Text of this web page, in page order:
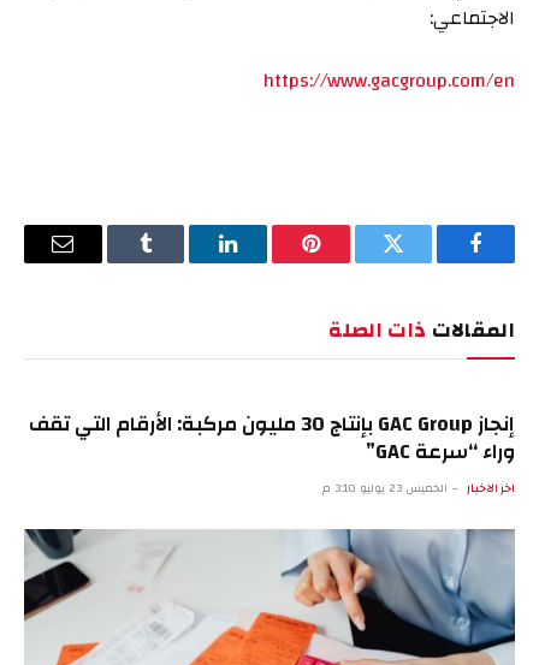
الاجتماعي:
https://www.gacgroup.com/en
فيسبوك تويتر بينتيريستلينكدإن Tumblr
البريد
المقالات ذات الصلة
إنجاز GAC Group بإنتاج 30 مليون مركبة: الأرقام التي تقف
وراء “سرعة GAC”
اخر الاخبار الخميس 23 يوليو 3:10 م